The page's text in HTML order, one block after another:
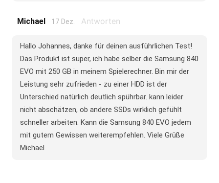
Michael 17 Dez. Antworten
Hallo Johannes, danke für deinen ausführlichen Test!
Das Produkt ist super, ich habe selber die Samsung 840
EVO mit 250 GB in meinem Spielerechner. Bin mir der
Leistung sehr zufrieden - zu einer HDD ist der
Unterschied natürlich deutlich spührbar. kann leider
nicht abschätzen, ob andere SSDs wirklich gefühlt
schneller arbeiten. Kann die Samsung 840 EVO jedem
mit gutem Gewissen weiterempfehlen. Viele Grüße
Michael